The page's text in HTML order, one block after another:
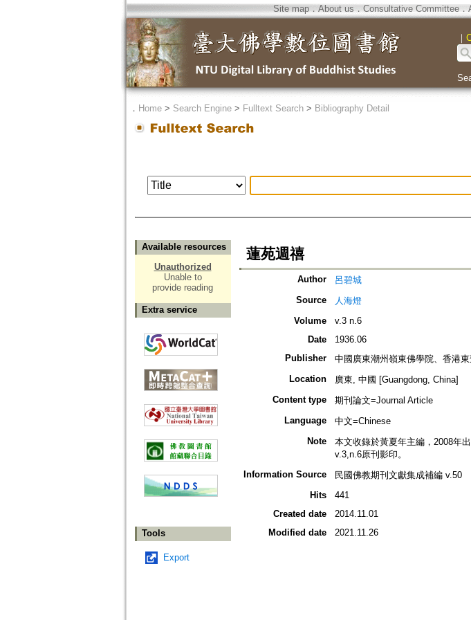
Site map．About us ． Consultative Committee．
｜
． Home> Search Engine> Fulltext Search> Bibliography Detail
Available resources
Unauthorized
Unable to
provide reading
Extra service
Tools
Export
蓮苑週禧
Author
呂碧城
Source
人海燈
Volume
v.3 n.6
Date
1936.06
Publisher
中國廣東潮州嶺東佛學院、香港
Location
廣東, 中國 [Guangdong, China]
Content type
期刊論文=Journal Article
Language
中文=Chinese
Note
本文收錄於黃夏年主編，2008年
v.3,n.6原刊影印。
Information Source
民國佛教期刊文獻集成補編 v.50
Hits
441
Created date
2014.11.01
Modified date
2021.11.26